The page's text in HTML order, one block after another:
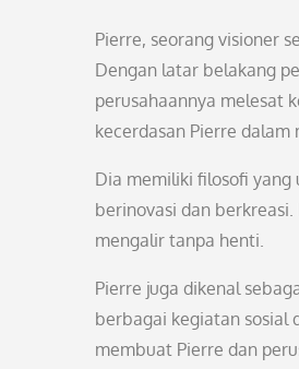
Pierre, seorang visioner
Dengan latar belakang
perusahaannya melesat
kecerdasan Pierre dalam
Dia memiliki filosofi
berinovasi dan
mengalir tanpa henti.
Pierre juga dikenal
berbagai kegiatan sosial
membuat Pierre dan